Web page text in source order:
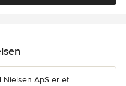
Nielsen ApS er et